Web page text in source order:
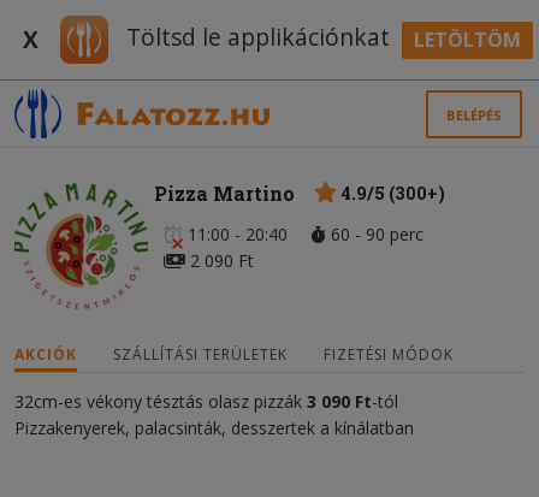
X Töltsd le applikációnkat LETÖLTÖM
BELÉPÉS
Pizza Martino
4.9/5 (300+)
11:00 - 20:40
60 - 90 perc
2 090 Ft
AKCIÓK SZÁLLÍTÁSI TERÜLETEK FIZETÉSI MÓDOK
32cm-es vékony tésztás olasz pizzák 3 090 Ft-tól
Pizzakenyerek, palacsinták, desszertek a kínálatban